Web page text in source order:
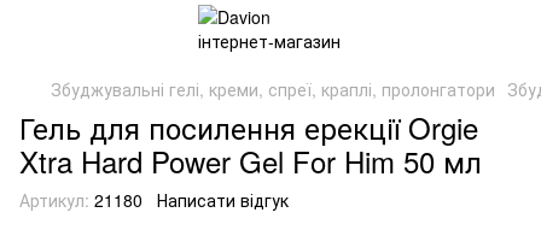
Збуджувальні гелі, креми, спреї, краплі, пролонгатори
Гель для посилення ерекції Orgie
Xtra Hard Power Gel For Him 50 мл
Артикул: 21180 Написати відгук